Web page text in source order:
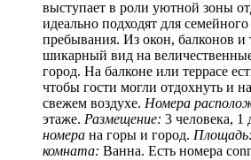
выступает в роли уютной зоны
идеально подходят для
пребывания. Из окон, балконов и
шикарный вид на
город. На балконе или террасе
чтобы гости могли отдохнуть и
свежем воздухе. Номера
этаже. Размещение: 3 человека, 1
номера на горы и город. Площадь:
комната: Ванна. Есть номера